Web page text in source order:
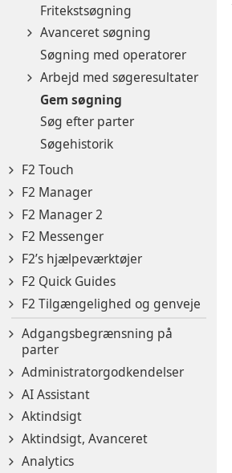
Fritekstsøgning
Avanceret søgning
Søgning med operatorer
Arbejd med søgeresultater
Gem søgning
Søg efter parter
Søgehistorik
F2 Touch
F2 Manager
F2 Manager 2
F2 Messenger
F2’s hjælpeværktøjer
F2 Quick Guides
F2 Tilgængelighed og genveje
Adgangsbegrænsning på
parter
Administratorgodkendelser
AI Assistant
Aktindsigt
Aktindsigt, Avanceret
Analytics